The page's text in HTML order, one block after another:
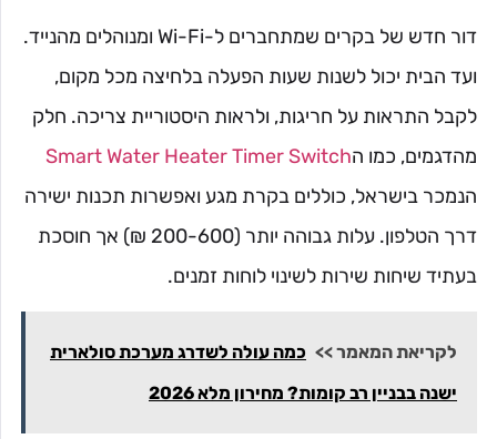
דור חדש של בקרים שמתחברים ל-Wi-Fi ומנוהלים מהנייד.
ועד הבית יכול לשנות שעות הפעלה בלחיצה מכל מקום,
לקבל התראות על חריגות, ולראות היסטוריית צריכה. חלק
מהדגמים, כמו הSmart Water Heater Timer Switch
הנמכר בישראל, כוללים בקרת מגע ואפשרות תכנות ישירה
דרך הטלפון. עלות גבוהה יותר (200-600 ₪) אך חוסכת
בעתיד שיחות שירות לשינוי לוחות זמנים.
לקריאת המאמר >> כמה עולה לשדרג מערכת סולארית
ישנה בבניין רב קומות? מחירון מלא 2026